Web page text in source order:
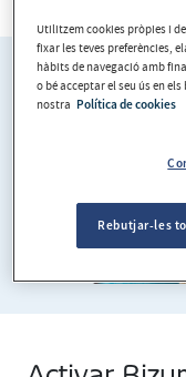
Utilitzem cookies pròpies i
fixar les teves preferències,
hàbits de navegació amb
o bé acceptar el seu ús en
nostra Política de cookies
Rebutjar-les